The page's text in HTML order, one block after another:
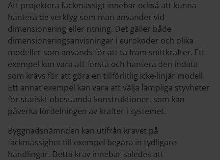
Att projektera fackmässigt innebär också att kunna
hantera de verktyg som man använder vid
dimensionering eller ritning. Det gäller både
dimensioneringsanvisningar i eurokoder och olika
modeller som används för att ta fram snittkrafter. Ett
exempel kan vara att förstå och hantera den indata
som krävs för att göra en tillförlitlig icke-linjär modell.
Ett annat exempel kan vara att välja lämpliga styvheter
för statiskt obestämda konstruktioner, som kan
påverka fördelningen av krafter i systemet.
Byggnadsnämnden kan utifrån kravet på
fackmässighet till exempel begära in tydligare
handlingar. Detta krav innebär således att